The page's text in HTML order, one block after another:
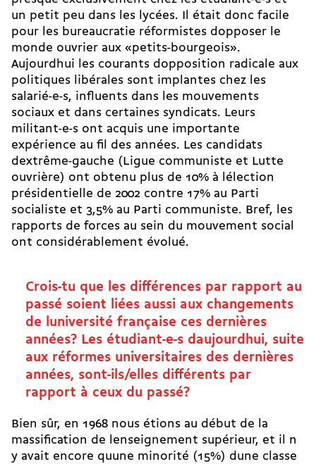
un petit peu dans les lycées. Il était donc facile
pour les bureaucratie réformistes dopposer le
monde ouvrier aux «petits-bourgeois».
Aujourdhui les courants dopposition radicale aux
politiques libérales sont implantes chez les
salarié-e-s, influents dans les mouvements
sociaux et dans certaines syndicats. Leurs
militant-e-s ont acquis une importante
expérience au fil des années. Les candidats
dextrême-gauche (Ligue communiste et Lutte
ouvrière) ont obtenu plus de 10% à lélection
présidentielle de 2002 contre 17% au Parti
socialiste et 3,5% au Parti communiste. Bref, les
rapports de forces au sein du mouvement social
ont considérablement évolué.
Crois-tu que les différences par rapport au
passé soient liées aussi aux changements
de luniversité française ces dernières
années? Les étudiant-e-s daujourdhui, suite
aux réformes universitaires des dernières
années, sont-ils/elles différents par
rapport à ceux du passé?
Bien sûr, en 1968 nous étions au début de la
massification de lenseignement supérieur, et il n
y avait encore quune minorité (15%) dune classe